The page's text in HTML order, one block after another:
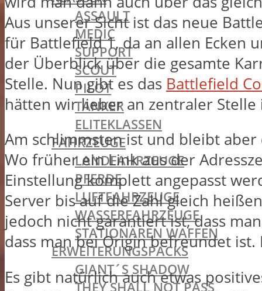
ASSAULT
MEDIC
SUPPORT
SCOUT
PILOT
TANKER
ELITEKLASSEN
FAHRZEUGE
LANDFAHRZEUGE
PFERDE
LUFTFAHRZEUGE
WASSERFAHRZEUGE
STATIONÄREN WAFFEN
ERWEITERUNGSPACKS
GIANT´S SHADOW
Aus unserer Sicht ist das neue
für Battlefield 1, da an allen Ecken
der Überblick über die gesamte
Stelle. Nun gibt es das Battlefield
hätten wir lieber an zentraler
Am schlimmsten ist und bleibt
Wo früher ein Link aus der
Einstellung komplett angepasst
Server bis auf die Zahl gleich
jedoch nicht garantiert ist, dass
dass man bei Origin befreundet
Es gibt natürlich auch etwas